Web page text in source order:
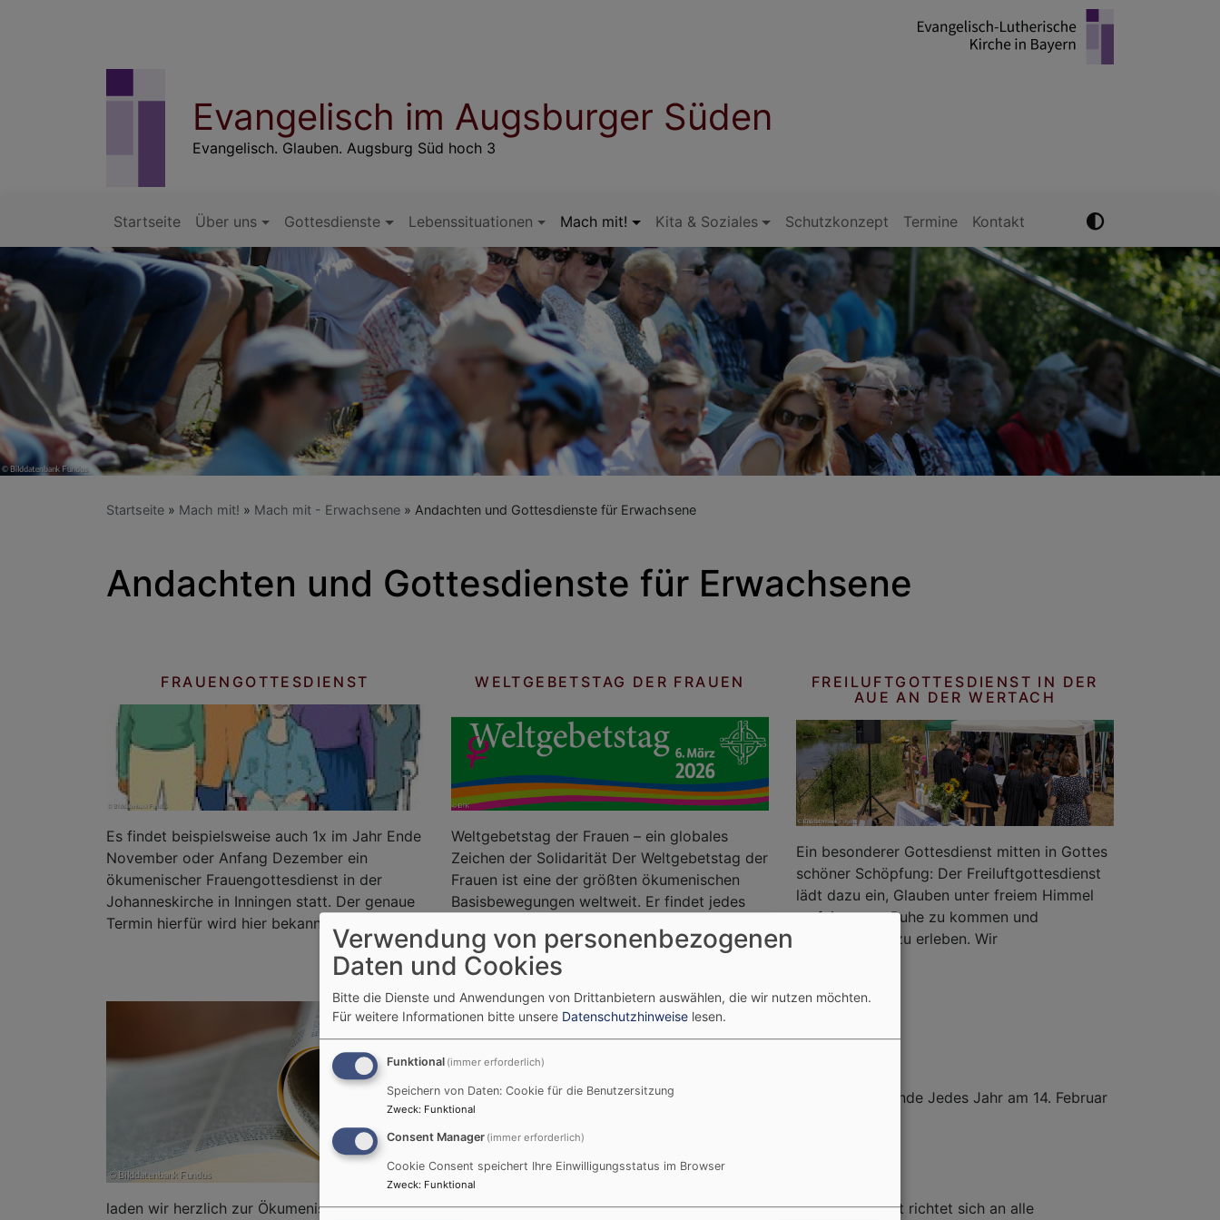
Evangelisch im Augsburger Süden
Evangelisch. Glauben. Augsburg Süd hoch 3
Hauptnavigation
Startseite Über uns Gottesdienste Lebenssituationen Mach mit! Kita & Soziales Schutzkonzept Termine Kontakt
Startseite Mach mit! Mach mit - Erwachsene Andachten und Gottesdienste für Erwachsene
Andachten und Gottesdienste für Erwachsene
FRAUENGOTTESDIENST
Es findet beispielsweise auch 1x im Jahr Ende
November oder Anfang Dezember ein
ökumenischer Frauengottesdienst in der
Johanneskirche in Inningen statt. Der genaue
Termin hierfür wird hier bekannt
WELTGEBETSTAG DER FRAUEN
Weltgebetstag der Frauen – ein globales
Zeichen der Solidarität Der Weltgebetstag der
Frauen ist eine der größten ökumenischen
Basisbewegungen weltweit. Er findet jedes
FREILUFTGOTTESDIENST IN DER
AUE AN DER WERTACH
Ein besonderer Gottesdienst mitten in Gottes
schöner Schöpfung: Der Freiluftgottesdienst
lädt dazu ein, Glauben unter freiem Himmel
zu feiern, zur Ruhe zu kommen und
Gemeinschaft zu erleben. Wir
ÖKUMENISCHE SEGENSFEIER FÜR LIEBENDE
Ökumenische Segensfeier für Liebende Jedes Jahr am 14. Februar
laden wir herzlich zur Ökumenischen Andacht für Liebende in die Dreifaltigkeitskirche ein. Diese besondere Andacht richtet sich an alle
Verwendung von personenbezogenen
Daten und Cookies
Bitte die Dienste und Anwendungen von Drittanbietern auswählen, die wir nutzen möchten.
Für weitere Informationen bitte unsere Datenschutzhinweise lesen.
Funktional (immer erforderlich)
Speichern von Daten: Cookie für die Benutzersitzung
Zweck: Funktional
Consent Manager (immer erforderlich)
Cookie Consent speichert Ihre Einwilligungsstatus im Browser
Zweck: Funktional